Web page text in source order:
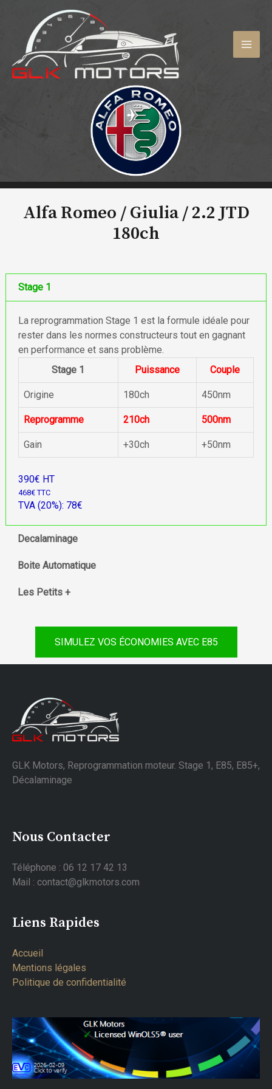
contenu
Alfa Romeo / Giulia /2.2 JTD
180ch
Stage 1
La reprogrammation Stage 1 est la formule idéale pour
rester dans les normes constructeurs tout en gagnant
en performance et sans problème.
Stage 1
Puissance Couple
Origine 180ch 450nm
Reprogramme 210ch 500nm
Gain +30ch +50nm
390€ HT
468€ TTC
TVA (20%): 78€
Decalaminage
Boite Automatique
Les Petits +
SIMULEZ VOS ÉCONOMIES AVEC E85
GLK Motors, Reprogrammation moteur. Stage 1, E85, E85+,
Décalaminage
Nous Contacter
Téléphone : 06 12 17 42 13
Mail : contact@glkmotors.com
Liens Rapides
Accueil
Mentions légales
Politique de confidentialité